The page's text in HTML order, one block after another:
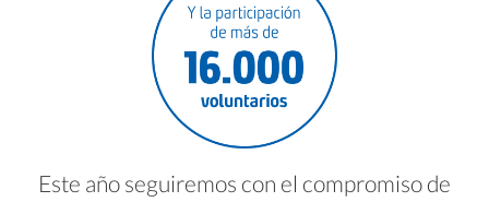
Este año seguiremos con el compromiso de